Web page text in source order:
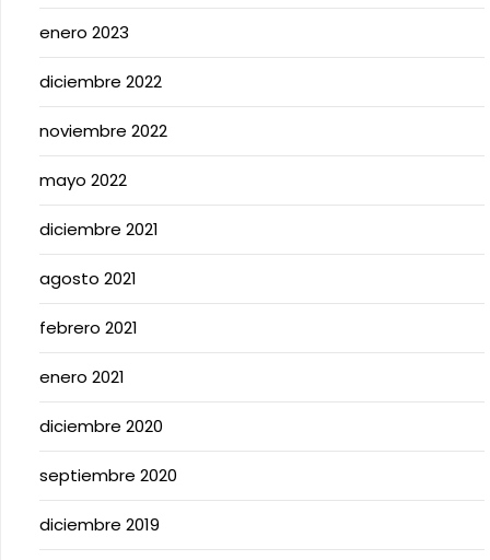
enero 2023
diciembre 2022
noviembre 2022
mayo 2022
diciembre 2021
agosto 2021
febrero 2021
enero 2021
diciembre 2020
septiembre 2020
diciembre 2019